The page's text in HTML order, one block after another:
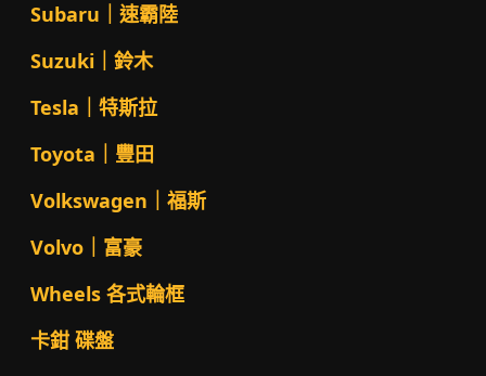
Subaru｜速霸陸
Suzuki｜鈴木
Tesla｜特斯拉
Toyota｜豐田
Volkswagen｜福斯
Volvo｜富豪
Wheels 各式輪框
卡鉗 碟盤